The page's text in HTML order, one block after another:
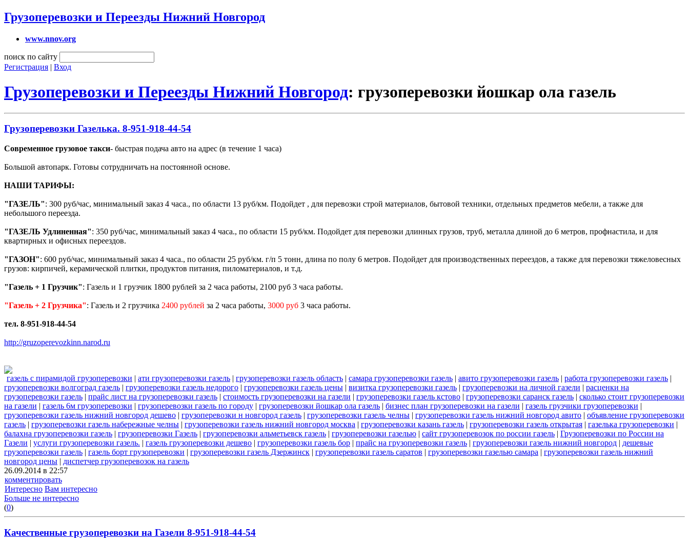
Грузоперевозки и Переезды Нижний Новгород
www.nnov.org
поиск по сайту
Регистрация | Вход
Грузоперевозки и Переезды Нижний Новгород: грузоперевозки йошкар ола газель
Грузоперевозки Газелька. 8-951-918-44-54
Современное грузовое такси- быстрая подача авто на адрес (в течение 1 часа)
Большой автопарк. Готовы сотрудничать на постоянной основе.
НАШИ ТАРИФЫ:
"ГАЗЕЛЬ": 300 руб/час, минимальный заказ 4 часа., по области 13 руб/км. Подойдет , для перевозки строй материалов, бытовой техники, отдельных предметов мебели, а также для
небольшого переезда.
"ГАЗЕЛЬ Удлиненная": 350 руб/час, минимальный заказ 4 часа., по области 15 руб/км. Подойдет для перевозки длинных грузов, труб, металла длиной до 6 метров, профнастила, и для
квартирных и офисных переездов.
"ГАЗОН": 600 руб/час, минимальный заказ 4 часа., по области 25 руб/км. г/п 5 тонн, длина по полу 6 метров. Подойдет для производственных переездов, а также для перевозки тяжеловесных
грузов: кирпичей, керамической плитки, продуктов питания, пиломатериалов, и т.д.
"Газель + 1 Грузчик": Газель и 1 грузчик 1800 рублей за 2 часа работы, 2100 руб 3 часа работы.
"Газель + 2 Грузчика": Газель и 2 грузчика 2400 рублей за 2 часа работы, 3000 руб 3 часа работы.
тел. 8-951-918-44-54
http://gruzoperevozkinn.narod.ru
газель с пирамидой грузоперевозки | ати грузоперевозки газель | грузоперевозки газель область | самара грузоперевозки газель | авито грузоперевозки газель | работа грузоперевозки газель |
грузоперевозки волгоград газель | грузоперевозки газель недорого | грузоперевозки газель цены | визитка грузоперевозки газель | грузоперевозки на личной газели | расценки на
грузоперевозки газель | прайс лист на грузоперевозки газель | стоимость грузоперевозки на газели | грузоперевозки газель кстово | грузоперевозки саранск газель | сколько стоит грузоперевозки
на газели | газель 6м грузоперевозки | грузоперевозки газель по городу | грузоперевозки йошкар ола газель | бизнес план грузоперевозки на газели | газель грузчики грузоперевозки |
грузоперевозки газель нижний новгород дешево | грузоперевозки н новгород газель | грузоперевозки газель челны | грузоперевозки газель нижний новгород авито | объявление грузоперевозки
газель | грузоперевозки газель набережные челны | грузоперевозки газель нижний новгород москва | грузоперевозки казань газель | грузоперевозки газель открытая | газелька грузоперевозки |
балахна грузоперевозки газель | грузоперевозки Газель | грузоперевозки альметьевск газель | грузоперевозки газелью | сайт грузоперевозок по россии газель | Грузоперевозки по России на
Газели | услуги грузоперевозки газель. | газель грузоперевозки дешево | грузоперевозки газель бор | прайс на грузоперевозки газель | грузоперевозки газель нижний новгород | дешевые
грузоперевозки газель | газель борт грузоперевозки | грузоперевозки газель Дзержинск | грузоперевозки газель саратов | грузоперевозки газелью самара | грузоперевозки газель нижний
новгород цены | диспетчер грузоперевозок на газель
26.09.2014 в 22:57
комментировать
Интересно Вам интересно
Больше не интересно
(0)
Качественные грузоперевозки на Газели 8-951-918-44-54